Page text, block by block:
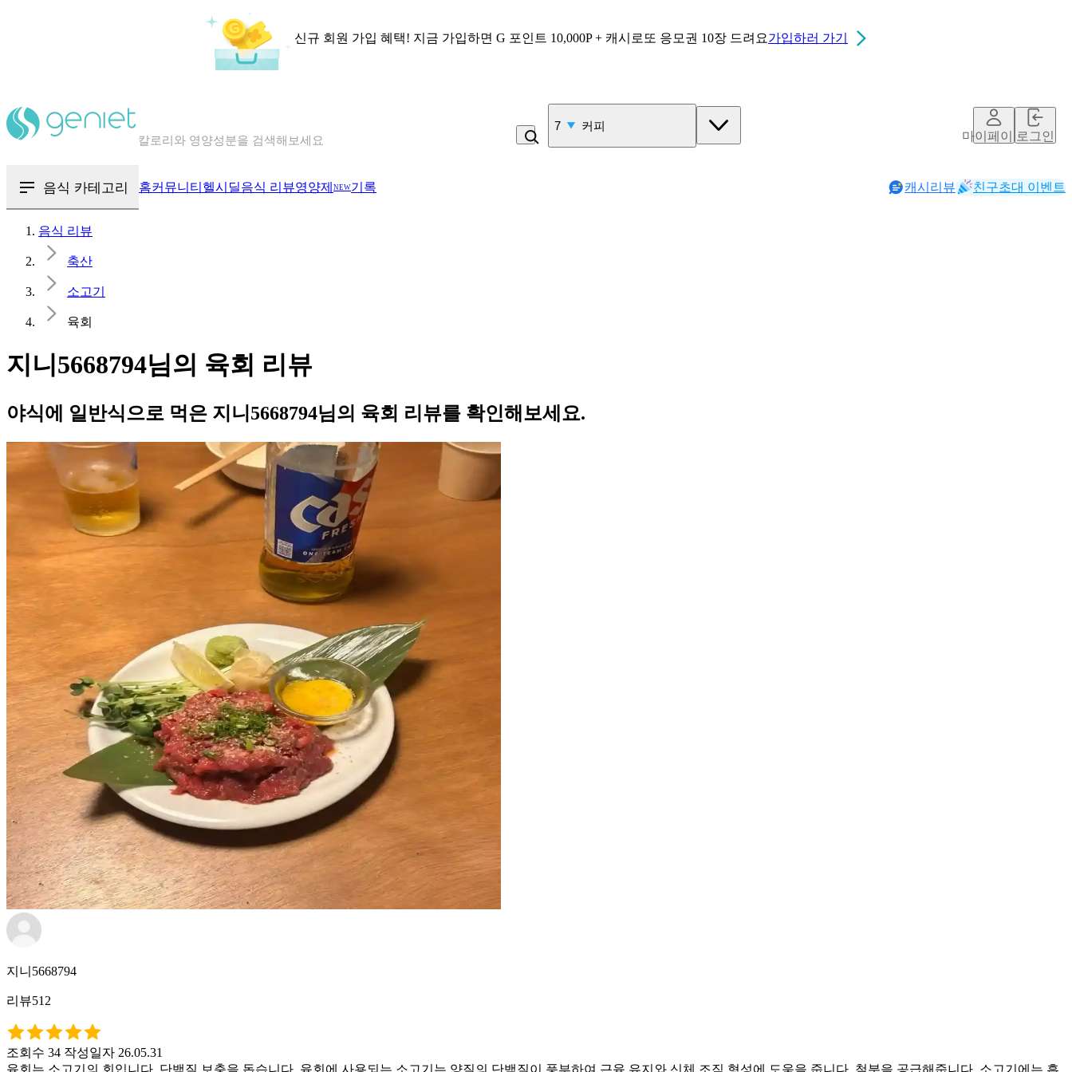
신규 회원 가입 혜택! 지금 가입하면 G 포인트 10,000P + 캐시로또 응모권 10장 드려요가입하러 가기
혈당 · 다이어트 음식 검색해보세요
7 커피
마이페이지로그인
음식 카테고리 홈커뮤니티 헬시딜음식 리뷰영양제 NEW기록 캐시리뷰 친구초대 이벤트
음식 리뷰
축산
소고기
육회
지니5668794님의 육회 리뷰
야식에 일반식으로 먹은 지니5668794님의 육회 리뷰를 확인해보세요.
지니5668794
리뷰512
조회수 34 작성일자 26.05.31
육회는 소고기의 회입니다. 단백질 보충을 돕습니다. 육회에 사용되는 소고기는 양질의 단백질이 풍부하여 근육 유지와 신체 조직 형성에 도움을 줍니다. 철분을 공급해줍니다. 소고기에는 흡